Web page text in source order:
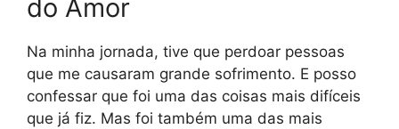
do Amor
Na minha jornada, tive que perdoar pessoas
que me causaram grande sofrimento. E posso
confessar que foi uma das coisas mais difíceis
que já fiz. Mas foi também uma das mais